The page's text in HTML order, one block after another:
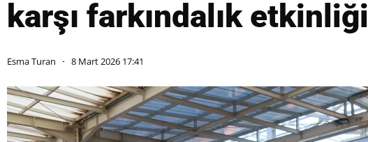
karşı farkındalık etkinliği
Esma Turan 8 Mart 2026 17:41